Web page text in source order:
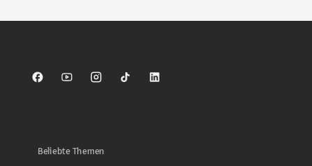
Sparkasse auf Facebook
Sparkasse auf Youtube
Sparkasse auf Instagram
Sparkasse auf TikTok
Sparkasse auf LinkedIn
Beliebte Themen